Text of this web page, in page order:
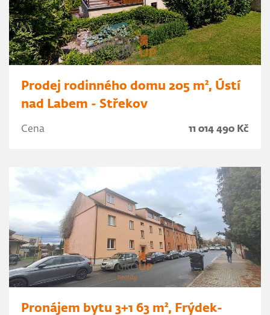
Prodej rodinného domu 205 m², Ústí
nad Labem - Střekov
Cena 11 014 490 Kč
Pronájem bytu 3+1 63 m², Frýdek-